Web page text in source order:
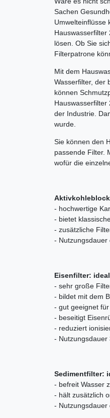
Sachen
Umwelteinflüsse
Hauswasserfilter
lösen. Ob Sie
Filterpatrone
Mit dem
Wasserfilter, der
können
Hauswasserfilter
der Industrie.
wurde.
Sie können den
passende Filter.
wofür die
- hochwertige
- bietet
- zusätzliche
- Nutzungsdauer
Eisenfilter:
- sehr große
- bildet mit dem
- gut geeignet
- beseitigt
- reduziert
- Nutzungsdauer
Sedimentfilter:
- befreit Wasser
- hält zusätzlich
- Nutzungsdauer